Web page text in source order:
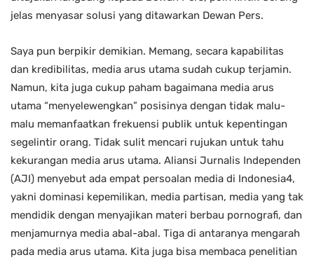
jelas menyasar solusi yang ditawarkan Dewan Pers.
Saya pun berpikir demikian. Memang, secara kapabilitas
dan kredibilitas, media arus utama sudah cukup terjamin.
Namun, kita juga cukup paham bagaimana media arus
utama “menyelewengkan” posisinya dengan tidak malu-
malu memanfaatkan frekuensi publik untuk kepentingan
segelintir orang. Tidak sulit mencari rujukan untuk tahu
kekurangan media arus utama. Aliansi Jurnalis Independen
(AJI) menyebut ada empat persoalan media di Indonesia4,
yakni dominasi kepemilikan, media partisan, media yang tak
mendidik dengan menyajikan materi berbau pornografi, dan
menjamurnya media abal-abal. Tiga di antaranya mengarah
pada media arus utama. Kita juga bisa membaca penelitian